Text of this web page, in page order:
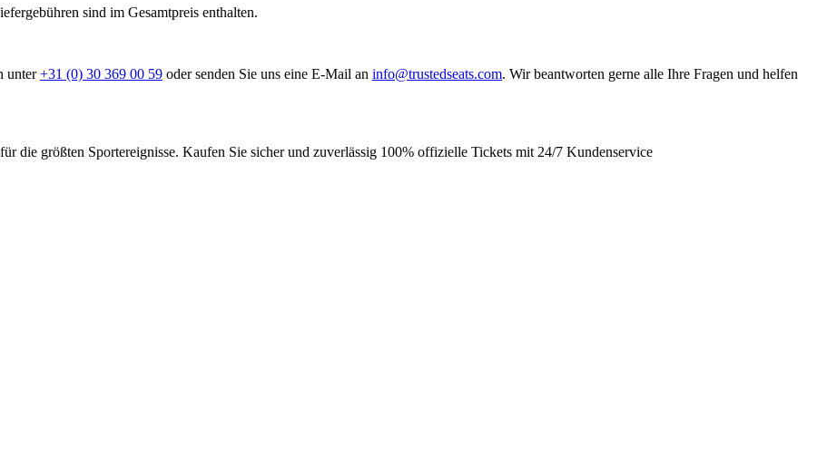
sind im Gesamtpreis enthalten.
unter+31 (0) 30 369 00 59 oder senden Sie uns eine E-Mail an info@trustedseats.com. Wir beantworten gerne alle Ihre Fragen und helfen
die größten Sportereignisse. Kaufen Sie sicher und zuverlässig 100% offizielle Tickets mit 24/7 Kundenservice